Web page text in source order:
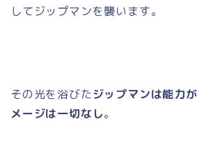
してジップマンを襲います。
その光を浴びたジップマンは能力
メージは一切なし。